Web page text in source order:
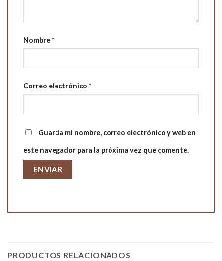
Nombre*
Correo electrónico *
Guarda mi nombre, correo electrónico y web en
este navegador para la próxima vez que comente.
PRODUCTOS RELACIONADOS